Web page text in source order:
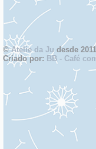
©Atelie da Ju desde
Criado por: BB - Café